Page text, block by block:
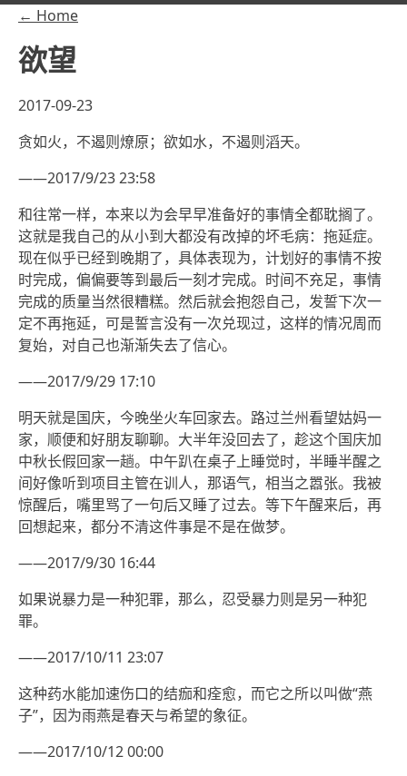
← Home
欲望
2017-09-23
贪如火，不遏则燎原；欲如水，不遏则滔天。
——2017/9/23 23:58
和往常一样，本来以为会早早准备好的事情全都耽搁了。
这就是我自己的从小到大都没有改掉的坏毛病：拖延症。
现在似乎已经到晚期了，具体表现为，计划好的事情不按
时完成，偏偏要等到最后一刻才完成。时间不充足，事情
完成的质量当然很糟糕。然后就会抱怨自己，发誓下次一
定不再拖延，可是誓言没有一次兑现过，这样的情况周而
复始，对自己也渐渐失去了信心。
——2017/9/29 17:10
明天就是国庆，今晚坐火车回家去。路过兰州看望姑妈一
家，顺便和好朋友聊聊。大半年没回去了，趁这个国庆加
中秋长假回家一趟。中午趴在桌子上睡觉时，半睡半醒之
间好像听到项目主管在训人，那语气，相当之嚣张。我被
惊醒后，嘴里骂了一句后又睡了过去。等下午醒来后，再
回想起来，都分不清这件事是不是在做梦。
——2017/9/30 16:44
如果说暴力是一种犯罪，那么，忍受暴力则是另一种犯
罪。
——2017/10/11 23:07
这种药水能加速伤口的结痂和痊愈，而它之所以叫做“燕
子”，因为雨燕是春天与希望的象征。
——2017/10/12 00:00